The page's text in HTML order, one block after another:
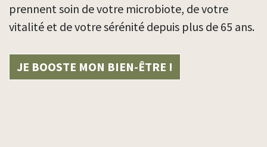
prennent soin de votre microbiote, de votre
vitalité et de votre sérénité depuis plus de 65 ans.
JE BOOSTE MON BIEN-ÊTRE !